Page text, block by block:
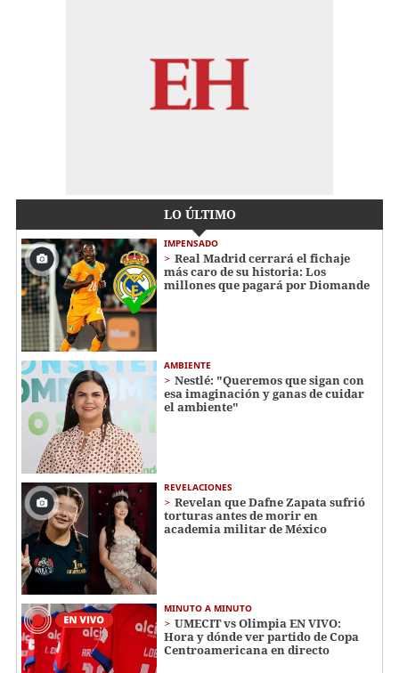
LO ÚLTIMO
IMPENSADO
Real Madrid cerrará el fichaje
más caro de su historia: Los
millones que pagará por Diomande
AMBIENTE
Nestlé: "Queremos que sigan con
esa imaginación y ganas de cuidar
el ambiente"
REVELACIONES
Revelan que Dafne Zapata sufrió
torturas antes de morir en
academia militar de México
MINUTO A MINUTO
UMECIT vs Olimpia EN VIVO:
Hora y dónde ver partido de Copa
Centroamericana en directo